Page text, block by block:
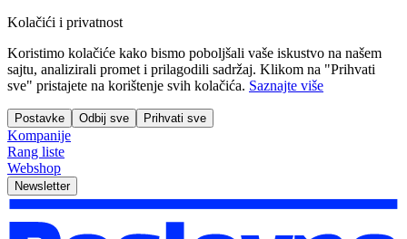
Kolačići i privatnost
Koristimo kolačiće kako bismo poboljšali vaše iskustvo na našem
sajtu, analizirali promet i prilagodili sadržaj. Klikom na "Prihvati
sve" pristajete na korištenje svih kolačića. Saznajte više
Postavke Odbij sve Prihvati sve
Kompanije
Rang liste
Webshop
Newsletter